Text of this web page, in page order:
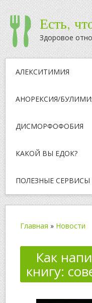
Есть,
Здоровое
АЛЕКСИТИМИЯ
АНОРЕКСИЯ/
ДИСМОРФОФОБИЯ
КАКОЙ ВЫ ЕДОК?
ПОЛЕЗНЫЕ СЕРВИСЫ
Главная » Новости
Как
книгу: